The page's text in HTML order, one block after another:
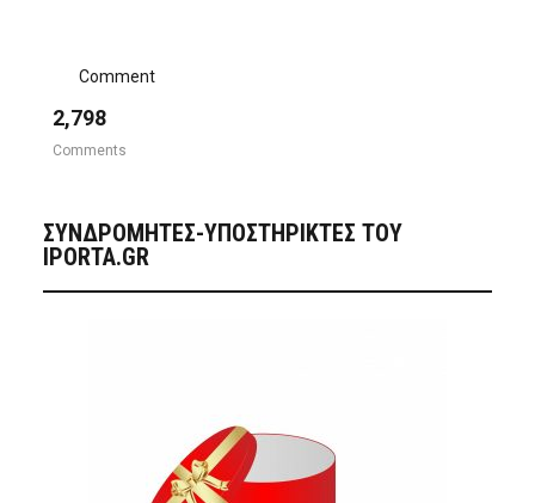
Comment
2,798
Comments
ΣΥΝΔΡΟΜΗΤΈΣ-ΥΠΟΣΤΗΡΙΚΤΈΣ ΤΟΥ
IPORTA.GR